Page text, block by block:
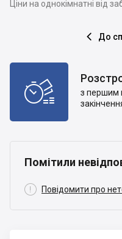
Ціни на однокімнатні від
 До

з першим
Помітили
 Повідомити про